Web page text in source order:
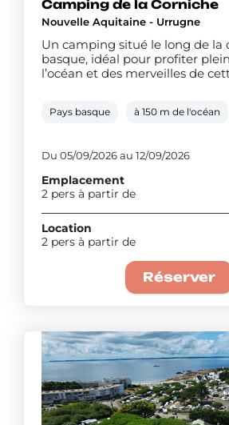
Camping de la Corniche
Nouvelle Aquitaine - Urrugne
Un camping situé le long de la
basque, idéal pour profiter
l’océan et des merveilles de
Pays basque à 150 m de l'océan
Du 05/09/2026 au 12/09/2026
Emplacement
2 pers à partir de
Location
2 pers à partir de
Réserver